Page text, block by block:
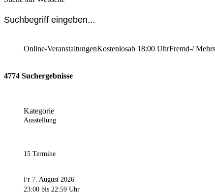
Online-VeranstaltungenKostenlosab 18:00 UhrFremd-/
4774 Suchergebnisse
Kategorie
Ausstellung
15 Termine
Fr 7. August 2026
23:00 bis 22:59 Uhr